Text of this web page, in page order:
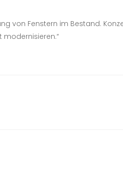
von Fenstern im Bestand.
modernisieren.“